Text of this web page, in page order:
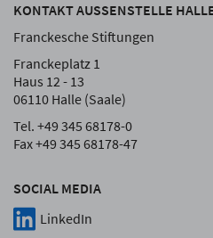
SOCIAL MEDIA
LinkedIn
KONTAKT AUSSENSTELLE HALLE
Franckesche Stiftungen
Franckeplatz 1
Haus 12 - 13
06110 Halle (Saale)
Tel. +49 345 68178-0
Fax +49 345 68178-47